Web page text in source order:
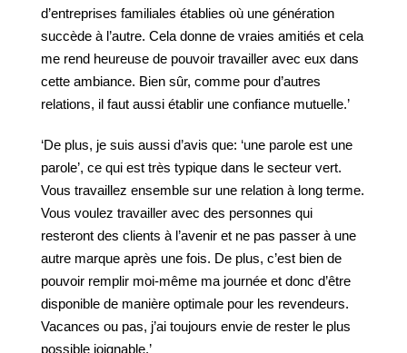
d’entreprises familiales établies où une génération
succède à l’autre. Cela donne de vraies amitiés et cela
me rend heureuse de pouvoir travailler avec eux dans
cette ambiance. Bien sûr, comme pour d’autres
relations, il faut aussi établir une confiance mutuelle.’
‘De plus, je suis aussi d’avis que: ‘une parole est une
parole’, ce qui est très typique dans le secteur vert.
Vous travaillez ensemble sur une relation à long terme.
Vous voulez travailler avec des personnes qui
resteront des clients à l’avenir et ne pas passer à une
autre marque après une fois. De plus, c’est bien de
pouvoir remplir moi-même ma journée et donc d’être
disponible de manière optimale pour les revendeurs.
Vacances ou pas, j’ai toujours envie de rester le plus
possible joignable.’